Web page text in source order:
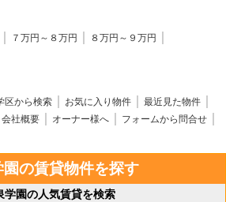
７万円～８万円
８万円～９万円
区から検索 お気に入り物件
最近見た物件
会社概要 オーナー様へ
フォームから問合せ
園の賃貸物件を探す
学園の人気賃貸を検索